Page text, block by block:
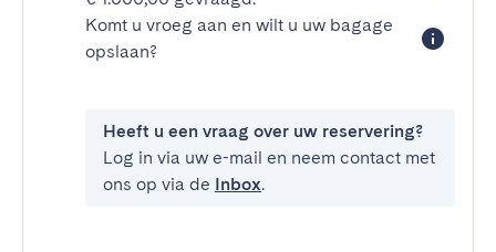
Komt u vroeg aan en wilt u uw bagage
opslaan?
Heeft u een vraag over uw reservering?
Log in via uw e-mail en neem contact met
ons op via de Inbox.